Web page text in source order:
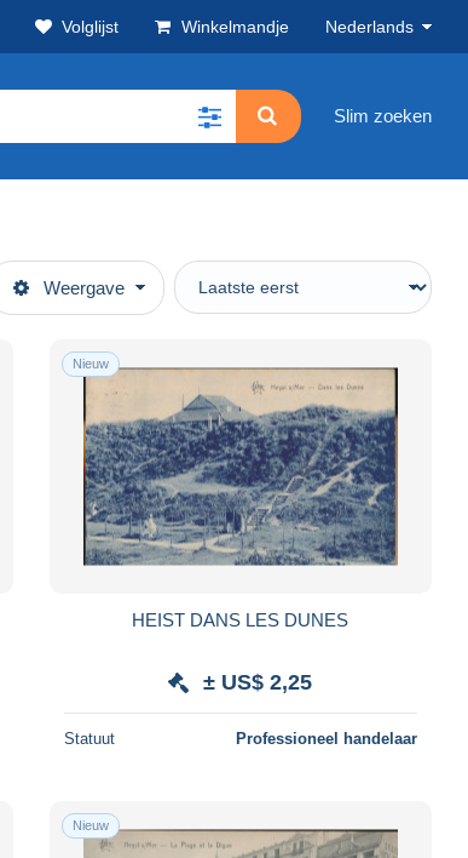
Volglijst Winkelmandje Nederlands
Slim zoeken
Weergave
Nieuw
HEIST DANS LES DUNES
± US$ 2,25
Statuut Professioneel handelaar
Nieuw